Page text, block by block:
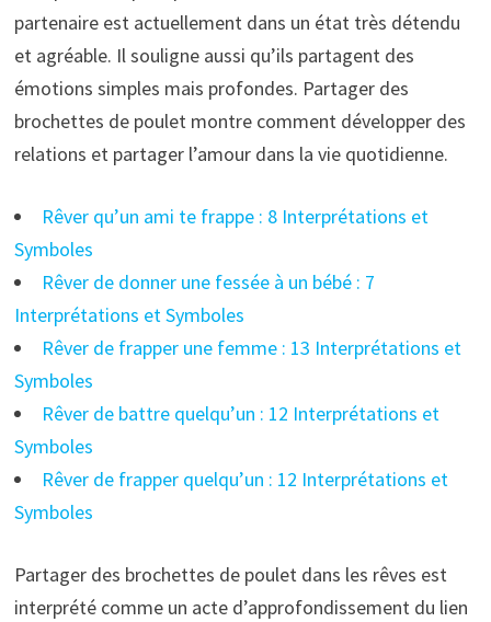
partenaire est actuellement dans un état très détendu
et agréable. Il souligne aussi qu’ils partagent des
émotions simples mais profondes. Partager des
brochettes de poulet montre comment développer des
relations et partager l’amour dans la vie quotidienne.
Rêver qu’un ami te frappe : 8 Interprétations et
Symboles
Rêver de donner une fessée à un bébé : 7
Interprétations et Symboles
Rêver de frapper une femme : 13 Interprétations et
Symboles
Rêver de battre quelqu’un : 12 Interprétations et
Symboles
Rêver de frapper quelqu’un : 12 Interprétations et
Symboles
Partager des brochettes de poulet dans les rêves est
interprété comme un acte d’approfondissement du lien